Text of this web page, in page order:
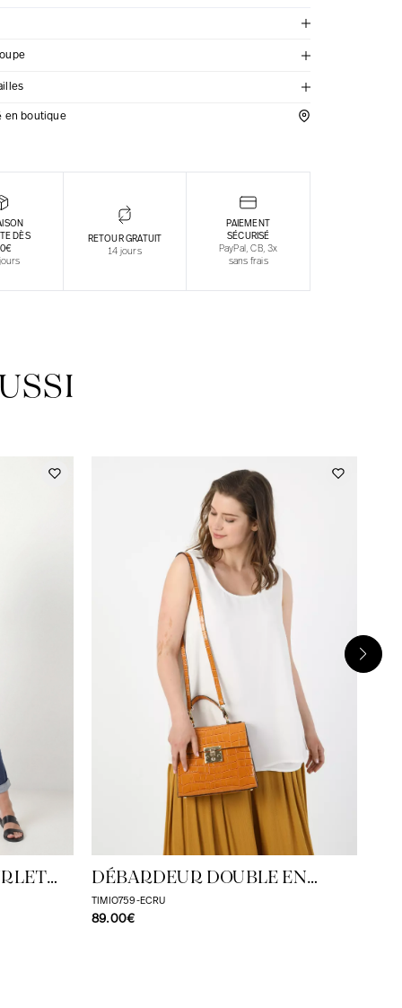
en boutique
DÈS
RETOUR GRATUIT
14 jours
PAIEMENT
SÉCURISÉ
PayPal, CB, 3x
sans frais
DÉBARDEUR DOUBLE EN
VOILE
TIMIO759-ECRU
89.00€